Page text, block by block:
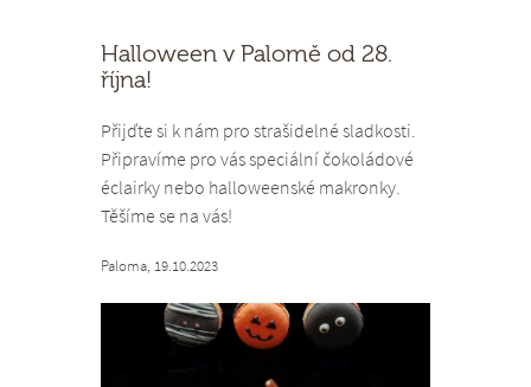
Halloween v Palomě od 28.
října!
Přijďte si k nám pro strašidelné sladkosti.
Připravíme pro vás speciální čokoládové
éclairky nebo halloweenské makronky.
Těšíme se na vás!
Paloma, 19.10.2023